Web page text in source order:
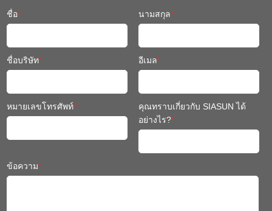
ชื่อ* นามสกุล*
ชื่อบริษัท* อีเมล*
หมายเลขโทรศัพท์*
คุณทราบเกี่ยวกับ SIASUN ได้
อย่างไร?*
ข้อความ*